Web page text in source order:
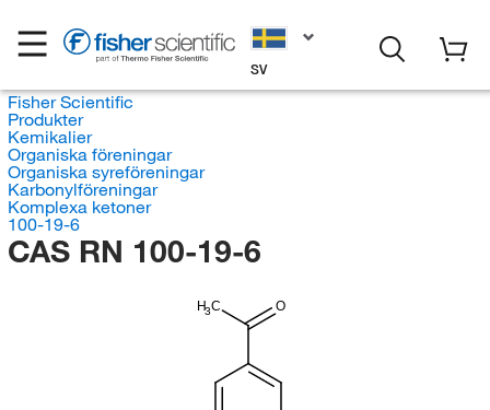
SV
Fisher Scientific
Produkter
Kemikalier
Organiska föreningar
Organiska syreföreningar
Karbonylföreningar
Komplexa ketoner
100-19-6
CAS RN 100-19-6
H3C O